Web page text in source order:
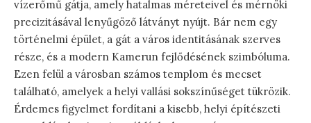
vízerőmű gátja, amely hatalmas méreteivel és mérnöki
precizitásával lenyűgöző látványt nyújt. Bár nem egy
történelmi épület, a gát a város identitásának szerves
része, és a modern Kamerun fejlődésének szimbóluma.
Ezen felül a városban számos templom és mecset
található, amelyek a helyi vallási sokszínűséget tükrözik.
Érdemes figyelmet fordítani a kisebb, helyi építészeti